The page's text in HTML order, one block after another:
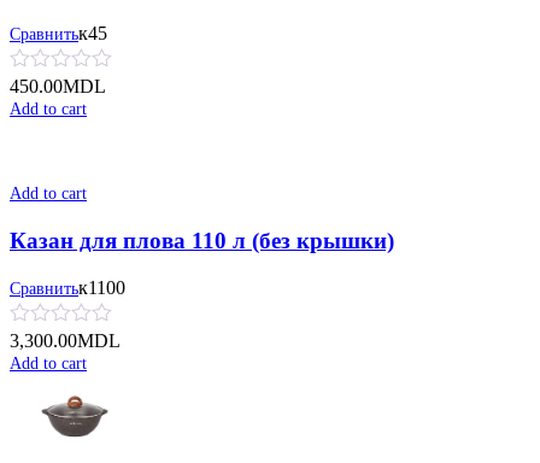
Сравнитьк45
450.00MDL
Add to cart
Add to cart
Казан для плова 110 л (без крышки)
Сравнитьк1100
3,300.00MDL
Add to cart